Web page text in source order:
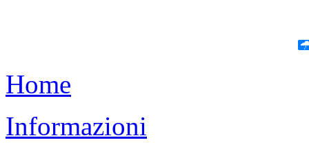
Home
Informazioni